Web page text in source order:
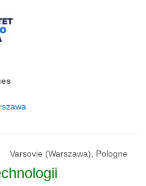
Varsovie (Warszawa), Pologne